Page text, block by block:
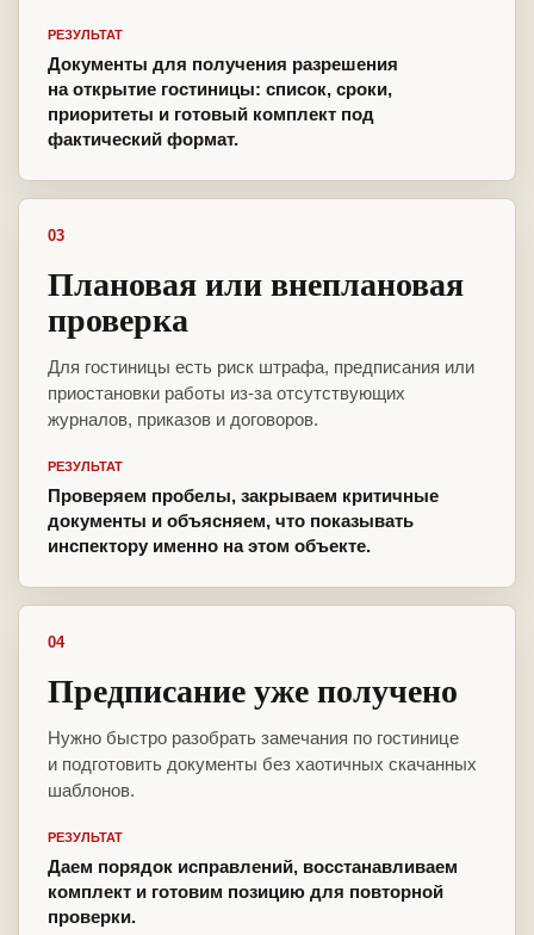
РЕЗУЛЬТАТ
Документы для получения разрешения
на открытие гостиницы: список, сроки,
приоритеты и готовый комплект под
фактический формат.
03
Плановая или внеплановая
проверка
Для гостиницы есть риск штрафа, предписания или
приостановки работы из-за отсутствующих
журналов, приказов и договоров.
РЕЗУЛЬТАТ
Проверяем пробелы, закрываем критичные
документы и объясняем, что показывать
инспектору именно на этом объекте.
04
Предписание уже получено
Нужно быстро разобрать замечания по гостинице
и подготовить документы без хаотичных скачанных
шаблонов.
РЕЗУЛЬТАТ
Даем порядок исправлений, восстанавливаем
комплект и готовим позицию для повторной
проверки.